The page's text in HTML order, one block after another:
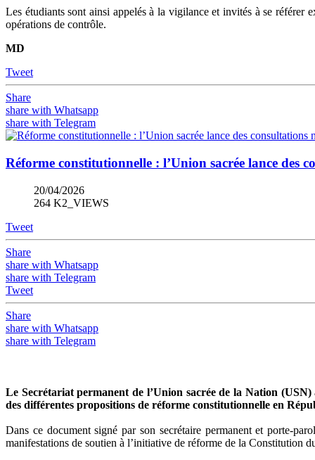
Les étudiants sont ainsi appelés à la vigilance et invités à se référer
opérations de contrôle.
MD
Tweet
Share
share with Whatsapp
share with Telegram
Réforme constitutionnelle : l’Union sacrée lance des
20/04/2026
264 K2_VIEWS
Tweet
Share
share with Whatsapp
share with Telegram
Tweet
Share
share with Whatsapp
share with Telegram
Le Secrétariat permanent de l’Union sacrée de la Nation
des différentes propositions de réforme constitutionnelle en
Dans ce document signé par son secrétaire permanent et porte-
manifestations de soutien à l’initiative de réforme de la Constitution